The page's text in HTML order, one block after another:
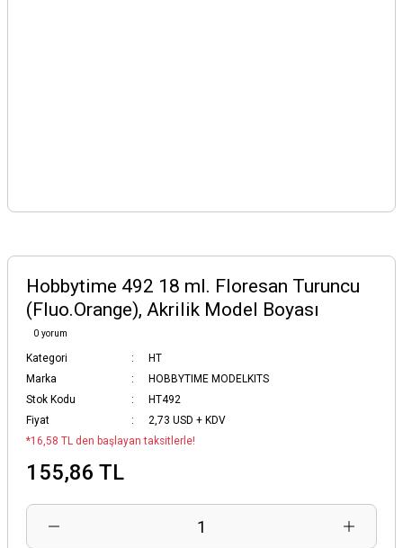
Hobbytime 492 18 ml. Floresan Turuncu
(Fluo.Orange), Akrilik Model Boyası
0 yorum
Kategori
HT
Marka
HOBBYTIME MODELKITS
Stok Kodu
HT492
Fiyat
2,73 USD + KDV
*16,58 TL den başlayan taksitlerle!
155,86 TL